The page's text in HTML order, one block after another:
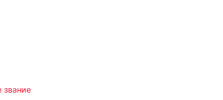
звание